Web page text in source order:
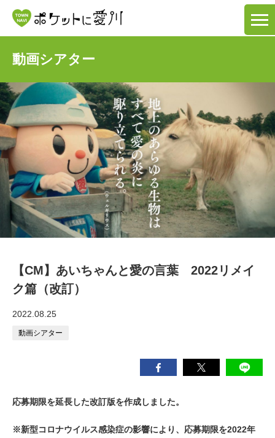
動画シアター
【CM】あいちゃんと愛の言葉 2022リメイ
ク篇（改訂）
2022.08.25
動画シアター
応募期限を延長した改訂版を作成しました。
※新型コロナウイルス感染症の影響により、応募期限を2022年